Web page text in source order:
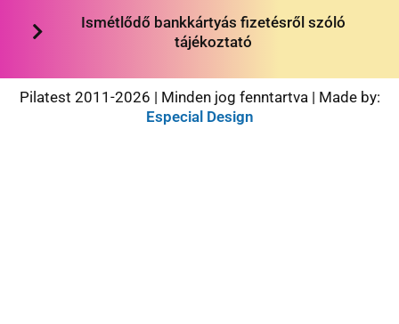
Ismétlődő bankkártyás fizetésről szóló
tájékoztató
Pilatest 2011-2026 | Minden jog fenntartva | Made by:
Especial Design